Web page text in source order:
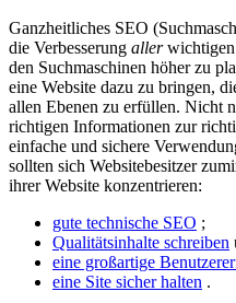
Ganzheitliches SEO
die Verbesserung allerwichtigen
den Suchmaschinen höher zu
eine Website dazu zu bringen,
allen Ebenen zu erfüllen. Nicht
richtigen Informationen zur
einfache und sichere
sollten sich Websitebesitzer
ihrer Website konzentrieren:
gute technische SEO ;
Qualitätsinhalte schreiben
eine großartige
eine Site sicher halten .